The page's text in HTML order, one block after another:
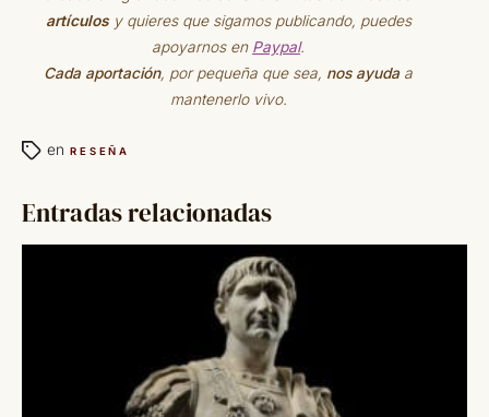
artículosy quieres que sigamos publicando, puedes
apoyarnos en Paypal.
Cada aportación, por pequeña que sea, nos ayudaa
mantenerlo vivo.
en RESEÑA
Entradas relacionadas